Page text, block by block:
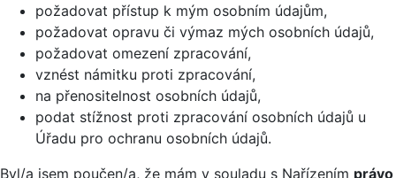
požadovat přístup k mým osobním údajům,
požadovat opravu či výmaz mých osobních údajů,
požadovat omezení zpracování,
vznést námitku proti zpracování,
na přenositelnost osobních údajů,
podat stížnost proti zpracování osobních údajů u
Úřadu pro ochranu osobních údajů.
Byl/a jsem poučen/a, že mám v souladu s Nařízením právo